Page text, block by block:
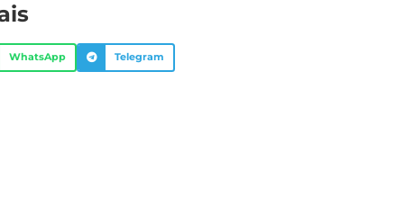
WhatsApp Telegram